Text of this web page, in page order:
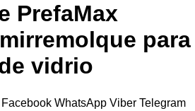
PrefaMax
para
vidrio
Facebook WhatsApp Viber Telegram